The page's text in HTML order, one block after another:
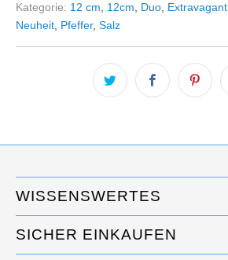
Kategorie: 12 cm 12cm Duo Extravagant
Neuheit Pfeffer, Salz
WISSENSWERTES
SICHER EINKAUFEN